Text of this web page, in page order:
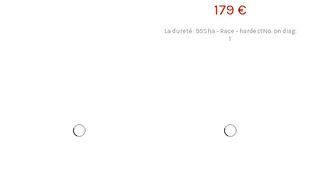
179 €
La dureté: 95Sha - Race - hardestNo. on diag:
1